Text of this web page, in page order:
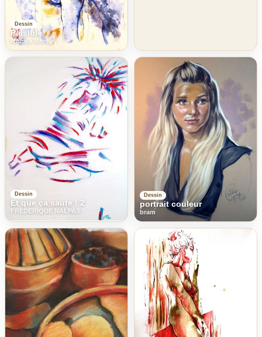
Dessin
Paisible
Monick Bres
Dessin
Et que ça saute ! 2
FREDERIQUE NALPAS
Dessin
portrait couleur
bram